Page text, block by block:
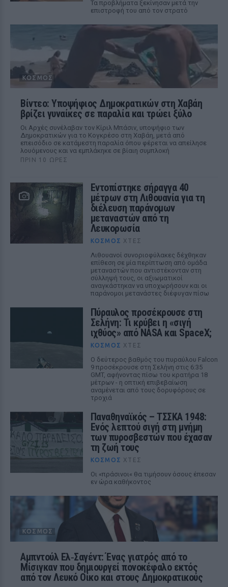
Τα προβλήματα ξεκίνησαν μετά την
επιστροφή του από τον στρατό
ΚΌΣΜΟΣ
Βίντεο: Υποψήφιος Δημοκρατικών στη Χαβάη
βρίζει γυναίκες σε παραλία και τρώει ξύλο
Οι Αρχές συνέλαβαν τον Κίριλ Μπάσιν, υποψήφιο των
Δημοκρατικών για το Κογκρέσο στη Χαβάη, μετά από
επεισόδιο σε κατάμεστη παραλία όπου φέρεται να απείλησε
λουόμενους και να εμπλάκηκε σε βίαιη συμπλοκή
ΠΡΙΝ 10 ΏΡΕΣ
Εντοπίστηκε σήραγγα 40
μέτρων στη Λιθουανία για τη
διέλευση παράνομων
μεταναστών από τη
Λευκορωσία
ΚΌΣΜΟΣ ΧΤΕΣ
Λιθουανοί συνοριοφύλακες δέχθηκαν
επίθεση σε μία περίπτωση από ομάδα
μεταναστών που αντιστέκονταν στη
σύλληψή τους, οι αξιωματικοί
αναγκάστηκαν να υποχωρήσουν και οι
παράνομοι μετανάστες διέφυγαν πίσω
Πύραυλος προσέκρουσε στη
Σελήνη: Τι κρύβει η «σιγή
ιχθύος» από NASA και SpaceX;
ΚΌΣΜΟΣ ΧΤΕΣ
Ο δεύτερος βαθμός του πυραύλου Falcon
9 προσέκρουσε στη Σελήνη στις 6:35
GMT, αφήνοντας πίσω του κρατήρα 18
μέτρων - η οπτική επιβεβαίωση
αναμένεται από τους δορυφόρους σε
τροχιά
Παναθηναϊκός – ΤΣΣΚΑ 1948:
Ενός λεπτού σιγή στη μνήμη
των πυροσβεστών που έχασαν
τη ζωή τους
ΚΌΣΜΟΣ ΧΤΕΣ
Οι «πράσινοι« θα τιμήσουν όσους έπεσαν
εν ώρα καθήκοντος
ΚΌΣΜΟΣ
Αμπντούλ Ελ‑Σαγέντ: Ένας γιατρός από το
Μίσιγκαν που δημιουργεί πονοκέφαλο εκτός
από τον Λευκό Οίκο και στους Δημοκρατικούς